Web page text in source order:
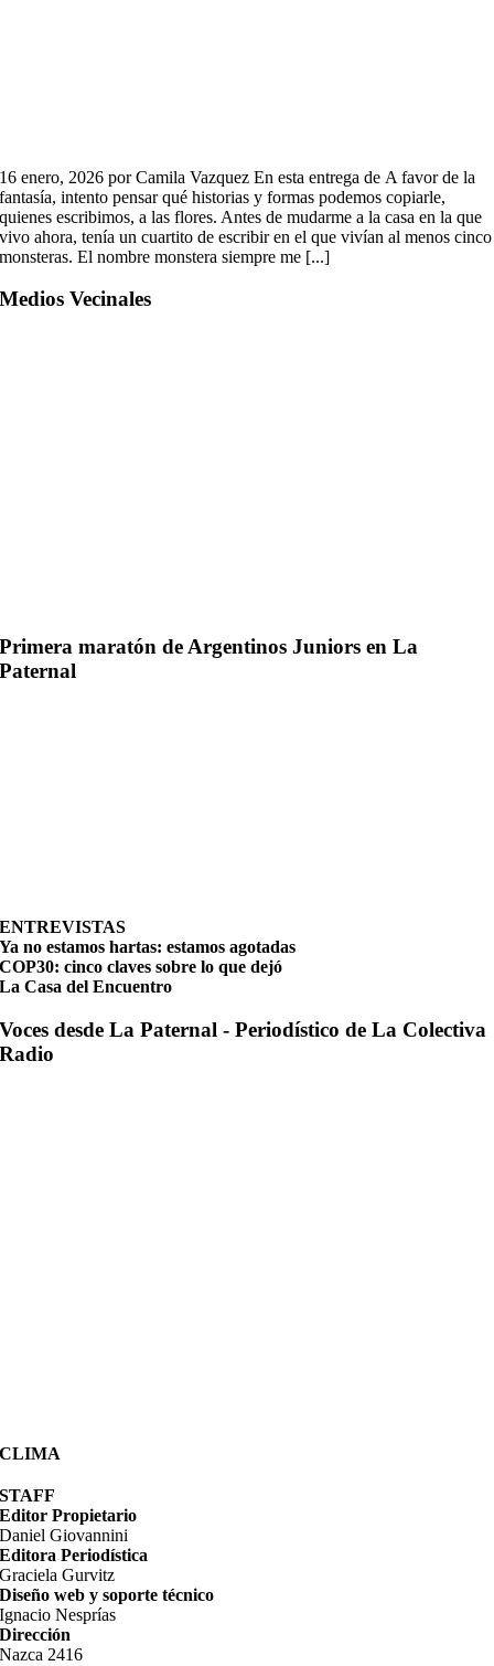
16 enero, 2026 por Camila Vazquez En esta entrega de A favor de la
fantasía, intento pensar qué historias y formas podemos copiarle,
quienes escribimos, a las flores. Antes de mudarme a la casa en la que
vivo ahora, tenía un cuartito de escribir en el que vivían al menos cinco
monsteras. El nombre monstera siempre me [...]
Medios Vecinales
Primera maratón de Argentinos Juniors en La
Paternal
ENTREVISTAS
Ya no estamos hartas: estamos agotadas
COP30: cinco claves sobre lo que dejó
La Casa del Encuentro
Voces desde La Paternal - Periodístico de La Colectiva
Radio
CLIMA
STAFF
Editor Propietario
Daniel Giovannini
Editora Periodística
Graciela Gurvitz
Diseño web y soporte técnico
Ignacio Nesprías
Dirección
Nazca 2416